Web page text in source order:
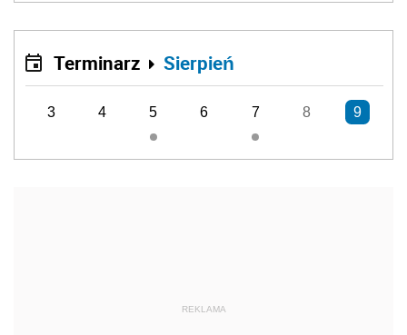
Terminarz Sierpień
3 4 5 6 7 8 9
REKLAMA